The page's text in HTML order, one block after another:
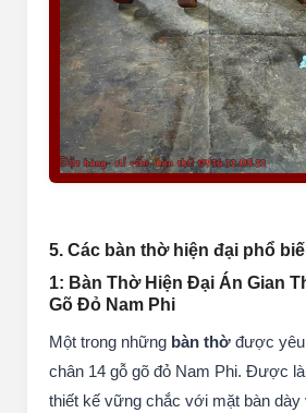
5. Các bàn thờ hiện đại phổ
1: Bàn Thờ Hiện Đại Án Gian
Gõ Đỏ Nam Phi
Một trong những bàn thờ được
chân 14 gỗ gõ đỏ Nam Phi. Được
thiết kế vững chắc với mặt bàn dày